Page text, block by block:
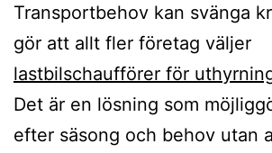
Transportbehov kan svänga
gör att allt fler företag väljer
lastbilschaufförer för
Det är en lösning som
efter säsong och behov utan